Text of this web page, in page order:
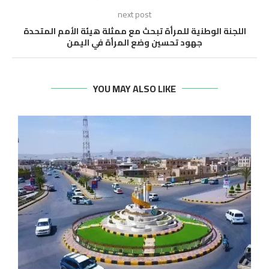
next post
اللجنة الوطنية للمرأة تبحث مع ممثلة هيئة الأمم المتحدة
جهود تحسين وضع المرأة في اليمن
YOU MAY ALSO LIKE